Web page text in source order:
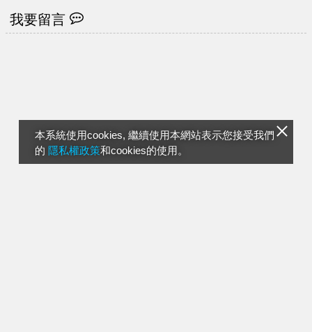
本系統使用cookies, 繼續使用本網站表示您接受我們
的 隱私權政策和cookies的使用。
我要留言